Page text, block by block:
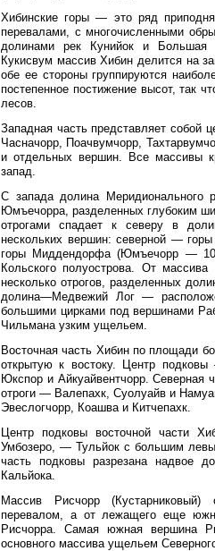
Хибинские горы — это ряд
перевалами, с многочисленными
долинами рек Кунийок и
Кукисвум массив Хибин делится на
обе ее стороны группируются
постепенное постижение высот, так
лесов.
Западная часть представляет собой
Часначорр, Поачвумчорр,
и отдельных вершин. Все массивы
запад.
С запада долина Меридионального
Юмъечорра, разделенных глубоким
отрогами спадает к северу в
нескольких вершин: северной —
горы Миддендорфа (Юмъечорр —
Кольского полуострова. От
несколько отрогов, разделенных
долина—Медвежий Лог —
большими цирками под вершинами
Чильмана узким ущельем.
Восточная часть Хибин по площади
открытую к востоку. Центр
Юкспор и Айкуайвентчорр. Северная
отроги — Валепахк, Суолуайв и
Эвеслогчорр, Коашва и Китчепахк.
Центр подковы восточной части
Умбозеро, — Тульйок с большим
часть подковы разрезана надвое
Кальйока.
Массив Рисчорр
перевалом, а от лежащего еще
Рисчорра. Самая южная вершина
основного массива ущельем